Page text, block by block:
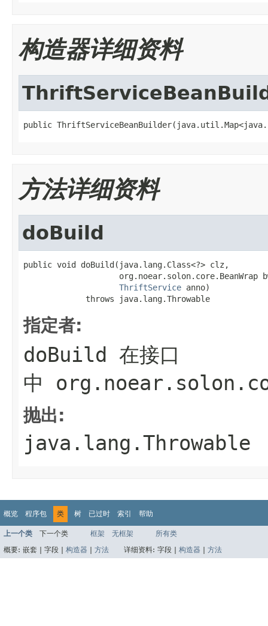
构造器详细资料
public
方法详细资料
doBuild
public void doBuild(java.lang.Class<?> clz,
org.noear.solon.core.BeanWrap
ThriftService anno)
             throws java.lang.Throwable
指定者:
doBuild 在接口
中
抛出:
java.lang.Throwable
概览 程序包 类 树 已过时 索引 帮助
上一个类 下一个类 框架 无框架
所有类
概要: 嵌套 | 字段 | 构造器 方法 详细资料: 字段 | 构造器 方法